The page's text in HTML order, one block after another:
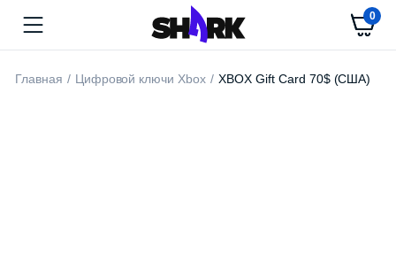
0
Главная Цифровой ключи Xbox XBOX Gift Card 70$ (США)